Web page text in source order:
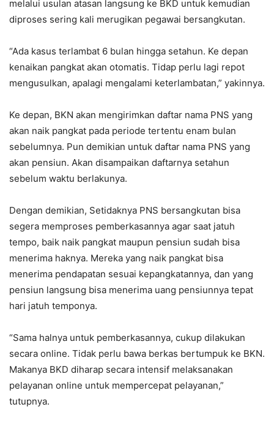
melalui usulan atasan langsung ke BKD untuk kemudian
diproses sering kali merugikan pegawai bersangkutan.
“Ada kasus terlambat 6 bulan hingga setahun. Ke depan
kenaikan pangkat akan otomatis. Tidap perlu lagi repot
mengusulkan, apalagi mengalami keterlambatan,” yakinnya.
Ke depan, BKN akan mengirimkan daftar nama PNS yang
akan naik pangkat pada periode tertentu enam bulan
sebelumnya. Pun demikian untuk daftar nama PNS yang
akan pensiun. Akan disampaikan daftarnya setahun
sebelum waktu berlakunya.
Dengan demikian, Setidaknya PNS bersangkutan bisa
segera memproses pemberkasannya agar saat jatuh
tempo, baik naik pangkat maupun pensiun sudah bisa
menerima haknya. Mereka yang naik pangkat bisa
menerima pendapatan sesuai kepangkatannya, dan yang
pensiun langsung bisa menerima uang pensiunnya tepat
hari jatuh temponya.
“Sama halnya untuk pemberkasannya, cukup dilakukan
secara online. Tidak perlu bawa berkas bertumpuk ke BKN.
Makanya BKD diharap secara intensif melaksanakan
pelayanan online untuk mempercepat pelayanan,”
tutupnya.